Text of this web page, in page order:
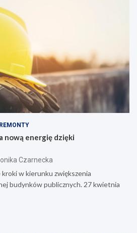
REMONTY
nową energię dzięki
Czarnecka
w kierunku zwiększenia
budynków publicznych. 27 kwietnia